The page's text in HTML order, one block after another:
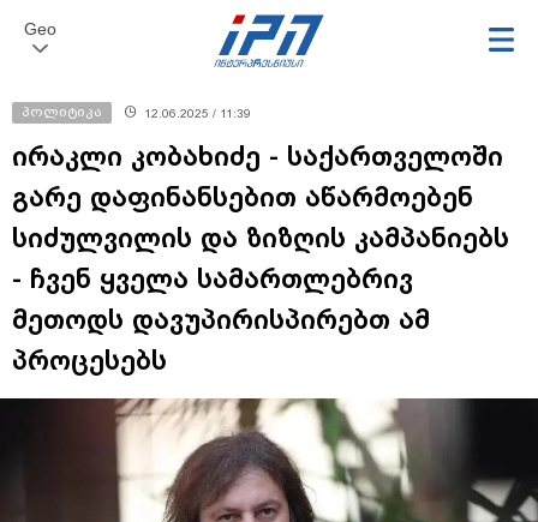
Geo
პოლიტიკა 12.06.2025 / 11:39
ირაკლი კობახიძე - საქართველოში
გარე დაფინანსებით აწარმოებენ
სიძულვილის და ზიზღის კამპანიებს
- ჩვენ ყველა სამართლებრივ
მეთოდს დავუპირისპირებთ ამ
პროცესებს